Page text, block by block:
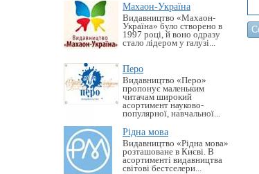
Махаон-Україна
Видавництво «Махаон-
Україна» було створено в
1997 році, й воно одразу
стало лідером у галузі...
Перо
Видавництво «Перо»
пропонує маленьким
читачам широкий
асортимент науково-
популярної, навчальної...
Рідна мова
Видавництво «Рідна мова»
розташоване в Києві. В
асортименті видавництва
світові бестселери...